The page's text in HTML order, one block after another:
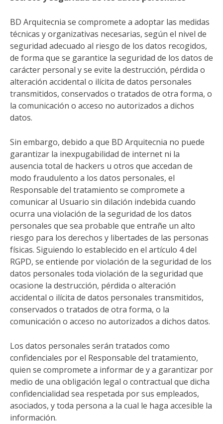
BD Arquitecnia se compromete a adoptar las medidas
técnicas y organizativas necesarias, según el nivel de
seguridad adecuado al riesgo de los datos recogidos,
de forma que se garantice la seguridad de los datos de
carácter personal y se evite la destrucción, pérdida o
alteración accidental o ilícita de datos personales
transmitidos, conservados o tratados de otra forma, o
la comunicación o acceso no autorizados a dichos
datos.
Sin embargo, debido a que BD Arquitecnia no puede
garantizar la inexpugabilidad de internet ni la
ausencia total de hackers u otros que accedan de
modo fraudulento a los datos personales, el
Responsable del tratamiento se compromete a
comunicar al Usuario sin dilación indebida cuando
ocurra una violación de la seguridad de los datos
personales que sea probable que entrañe un alto
riesgo para los derechos y libertades de las personas
físicas. Siguiendo lo establecido en el artículo 4 del
RGPD, se entiende por violación de la seguridad de los
datos personales toda violación de la seguridad que
ocasione la destrucción, pérdida o alteración
accidental o ilícita de datos personales transmitidos,
conservados o tratados de otra forma, o la
comunicación o acceso no autorizados a dichos datos.
Los datos personales serán tratados como
confidenciales por el Responsable del tratamiento,
quien se compromete a informar de y a garantizar por
medio de una obligación legal o contractual que dicha
confidencialidad sea respetada por sus empleados,
asociados, y toda persona a la cual le haga accesible la
información.